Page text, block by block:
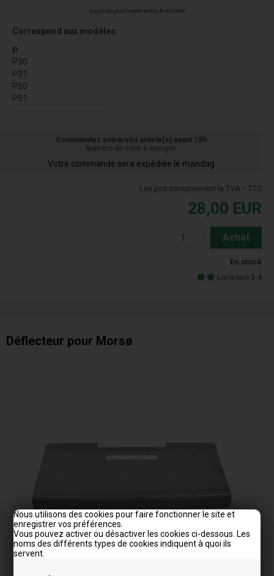
Nous utilisons des cookies pour faire fonctionner le site et
enregistrer vos préférences.
Vous pouvez activer ou désactiver les cookies ci-dessous. Les
noms des différents types de cookies indiquent à quoi ils
servent.
La photo peut varier selon le modèle
Correspond aux modèles:
P
P30
P31
P50
P51
Commandez votre/vos article(s) avant 15h
Numéro de colis à envoyer
Votre commande sera expédiée le mandag
Les prix comprennent la TVA = TTC
28,00 EUR
Achat
En stock
Livraison 3-4
Déflecteur pour Morsø